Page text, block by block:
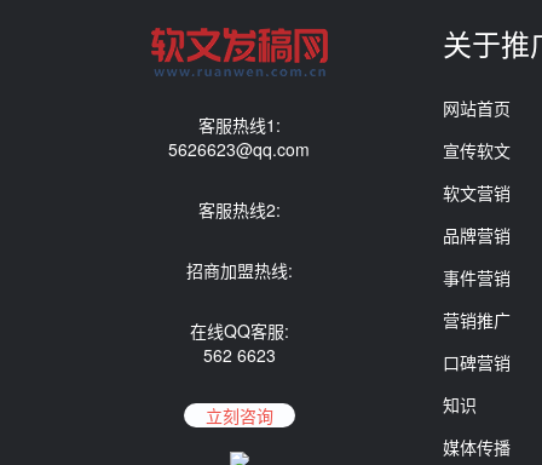
客服热线1:
5626623@qq.com
客服热线2:
招商加盟热线:
在线QQ客服:
562 6623
立刻咨询
关于推
网站首页
宣传软文
软文营销
品牌营销
事件营销
营销推广
口碑营销
知识
媒体传播